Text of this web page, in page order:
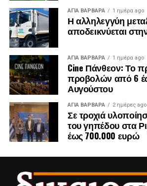
ΔΗΜΗΤΡΗΣ ΔΑΛΑΜΑΓΚΑΣ
ΣΥΜΒΟΥΛΟΣ ΙΛΙΟΥ
ΕΛΕΝΗ ΓΡΕΤΣΙΣΤΑ ΠΡΩΗΝ
ΣΥΜΒΟΥΛΟΣ ΙΛΙΟΥ
ΧΡΗΣΤΟΣ ΓΚΟΝΗΣ ΠΡΩΗΝ
ΣΥΜΒΟΥΛΟΣ ΙΛΙΟΥ
ΒΑΝΙΚΙΩΤΗΣ ΓΙΩΡΓΟΣ
ΠΕΡΙΣΤΕΡΙΟΥ
ΑΓΙΑ ΒΑΡΒΑΡΑ 1 ημέρα ago
Η αλληλεγγύη
αποδεικνύεται
ΑΓΙΑ ΒΑΡΒΑΡΑ 1 ημέρα ago
Cine Πάνθεον: Το
προβολών από 6
Αυγούστου
ΑΓΙΑ ΒΑΡΒΑΡΑ 2 ημέρες ago
Σε τροχιά
του γηπέδου στα
έως 700.000 ευρώ